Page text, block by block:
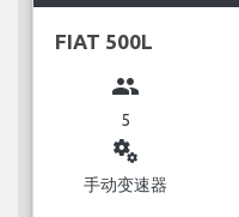
FIAT 500L
group
5
miscellaneous_services
手动变速器